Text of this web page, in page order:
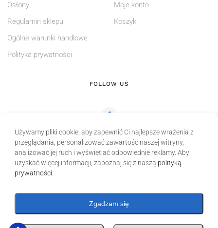
Osłony
Regulamin sklepu
Ogólne warunki handlowe
Polityka prywatności
Moje konto
Koszyk
FOLLOW US
TUBESYSTEM Łukasz Litwin Przybysławice 96, 63-440 Raszków tel.: +48 600
092 428 NIP: 622 24 75 132
Używamy pliki cookie, aby zapewnić Ci najlepsze wrażenia z
przeglądania, personalizować zawartość naszej witryny,
analizować jej ruch i wyświetlać odpowiednie reklamy. Aby
uzyskać więcej informacji, zapoznaj się z naszą polityką
prywatności
Zgadzam się